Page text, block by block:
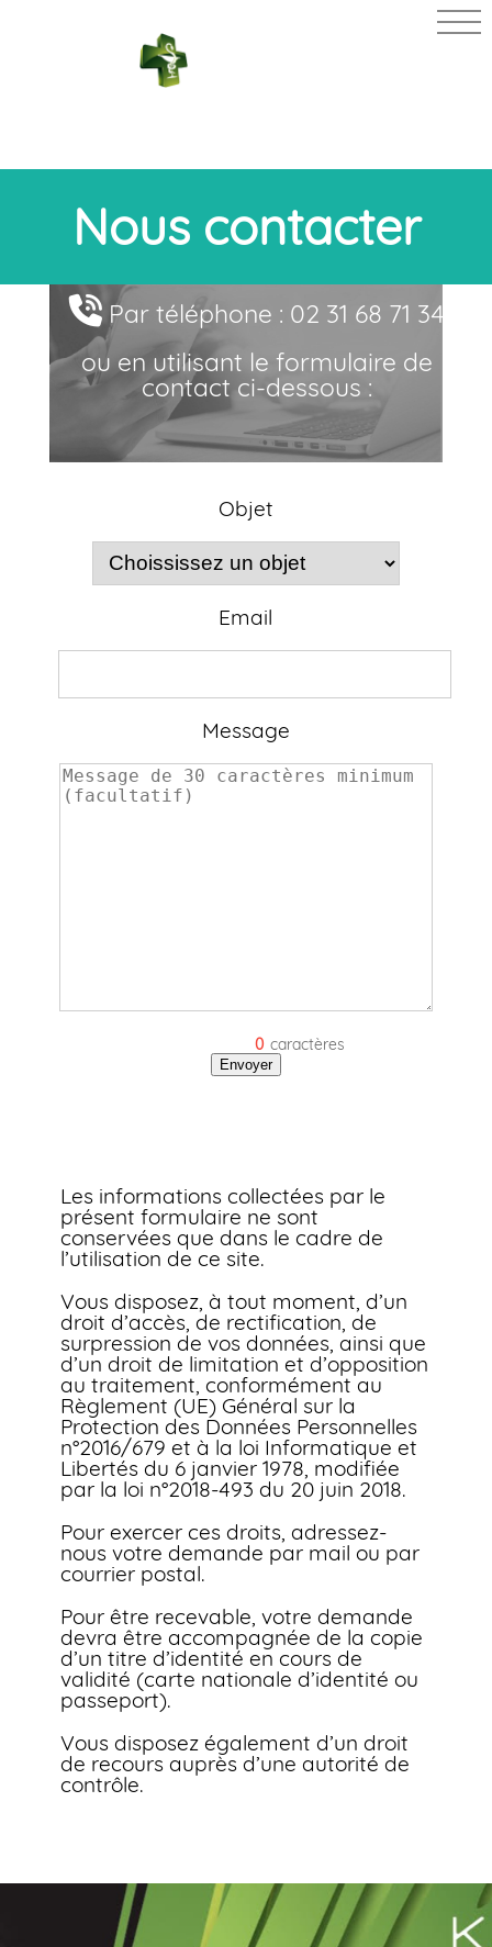
Nous contacter
Par téléphone : 02 31 68 71 34
ou en utilisant le formulaire de
contact ci-dessous :
Objet
Email
Message
0 caractères
Envoyer
Les informations collectées par le
présent formulaire ne sont
conservées que dans le cadre de
l’utilisation de ce site.
Vous disposez, à tout moment, d’un
droit d’accès, de rectification, de
surpression de vos données, ainsi que
d’un droit de limitation et d’opposition
au traitement, conformément au
Règlement (UE) Général sur la
Protection des Données Personnelles
n°2016/679 et à la loi Informatique et
Libertés du 6 janvier 1978, modifiée
par la loi n°2018-493 du 20 juin 2018.
Pour exercer ces droits, adressez-
nous votre demande par mail ou par
courrier postal.
Pour être recevable, votre demande
devra être accompagnée de la copie
d’un titre d’identité en cours de
validité (carte nationale d’identité ou
passeport).
Vous disposez également d’un droit
de recours auprès d’une autorité de
contrôle.